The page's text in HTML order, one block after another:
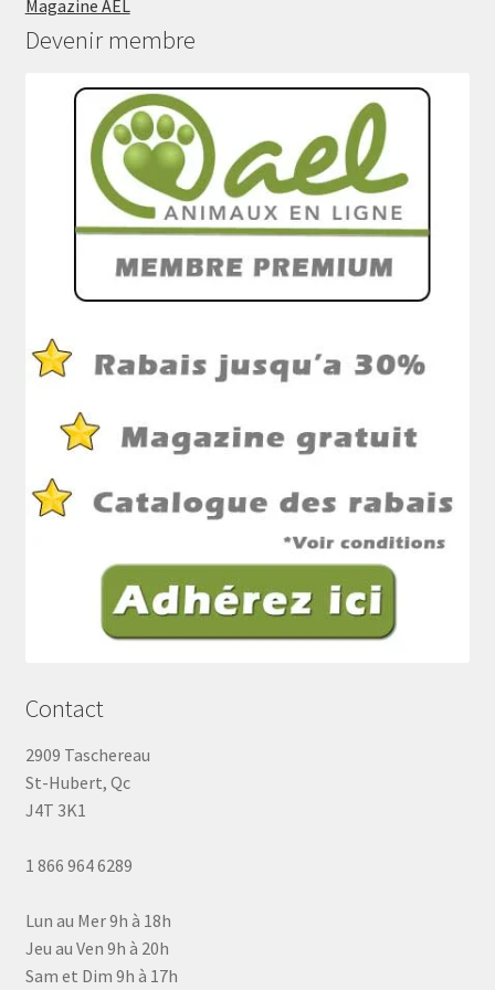
Magazine AEL
Devenir membre
Contact
2909 Taschereau
St-Hubert, Qc
J4T 3K1
1 866 964 6289
Lun au Mer 9h à 18h
Jeu au Ven 9h à 20h
Sam et Dim 9h à 17h